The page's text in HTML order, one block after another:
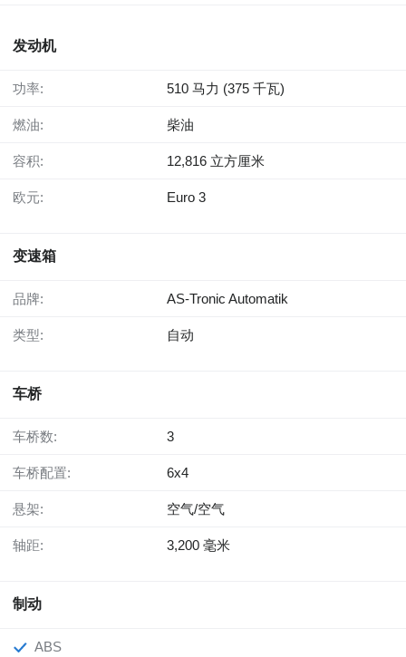
发动机
功率: 510 马力 (375 千瓦)
燃油: 柴油
容积: 12,816 立方厘米
欧元: Euro 3
变速箱
品牌: AS-Tronic Automatik
类型: 自动
车桥
车桥数: 3
车桥配置: 6x4
悬架: 空气/空气
轴距: 3,200 毫米
制动
ABS